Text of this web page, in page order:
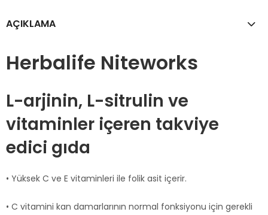
AÇIKLAMA
Herbalife Niteworks
L-arjinin, L-sitrulin ve
vitaminler içeren takviye
edici gıda
• Yüksek C ve E vitaminleri ile folik asit içerir.
• C vitamini kan damarlarının normal fonksiyonu için gerekli